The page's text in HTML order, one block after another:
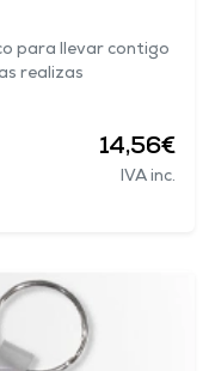
para llevar contigo
realizas
14,56€
IVA inc.